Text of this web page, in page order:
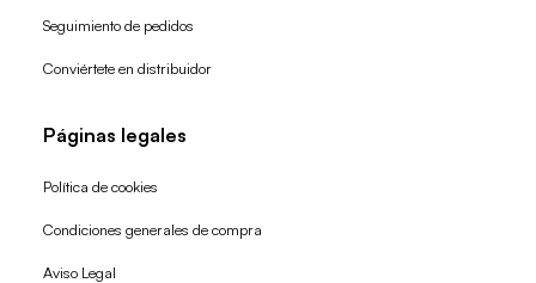
Seguimiento de pedidos
Conviértete en distribuidor
Páginas legales
Política de cookies
Condiciones generales de compra
Aviso Legal